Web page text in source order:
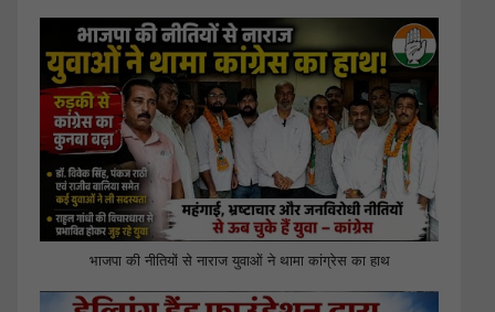
भाजपा की नीतियों से नाराज युवाओं ने थामा कांग्रेस का हाथ